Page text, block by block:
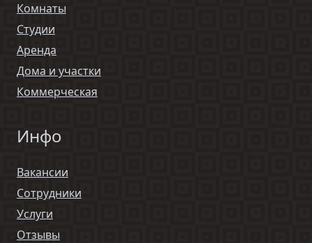
Комнаты
Студии
Аренда
Дома и участки
Коммерческая
Инфо
Вакансии
Сотрудники
Услуги
Отзывы